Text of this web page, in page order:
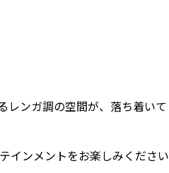
レンガ調の空間が、落ち着いて
インメントをお楽しみください